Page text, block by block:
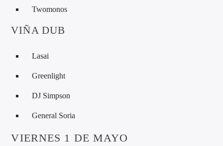
Twomonos
VIÑA DUB
Lasai
Greenlight
DJ Simpson
General Soria
VIERNES 1 DE MAYO